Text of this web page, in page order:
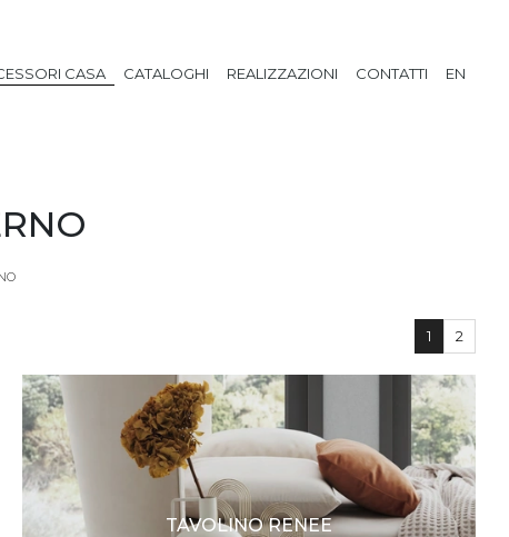
CASA CATALOGHI REALIZZAZIONI CONTATTI EN
1 2
TAVOLINO RENEE